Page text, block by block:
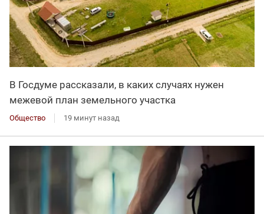
В Госдуме рассказали, в каких случаях нужен
межевой план земельного участка
Общество 19 минут назад